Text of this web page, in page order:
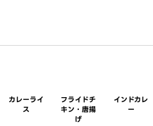
カレーライ
ス
フライドチ
キン・唐揚
げ
インドカレ
ー